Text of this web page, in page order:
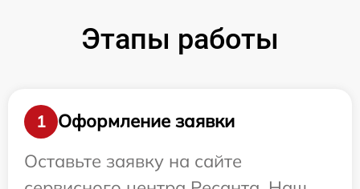
Этапы работы
1
Оформление заявки
Оставьте заявку на сайте